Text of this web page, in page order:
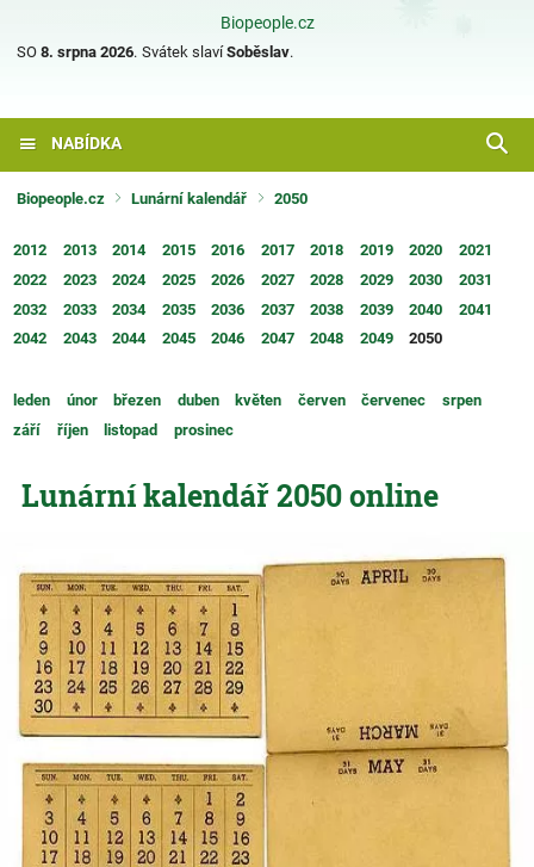
Biopeople.cz
SO 8. srpna 2026. Svátek slavíSoběslav.
NABÍDKA
Biopeople.cz Lunární kalendář 2050
2012 2013 2014 2015 2016 2017 2018 2019 2020
2021
2022
2023 2024 2025 2026 2027 2028 2029 2030
2031
2032
2033 2034 2035 2036 2037 2038 2039 2040
2041
2042
2043 2044 2045 2046 2047 2048 2049 2050
leden únor březen duben květen červen červenec
srpen
září
říjen listopad prosinec
Lunární kalendář 2050 online